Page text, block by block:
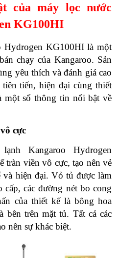
của máy lọc nước
KG100HI
Hydrogen KG100HI là một
chạy của Kangaroo. Sản
yêu thích và đánh giá cao
tiến, hiện đại cùng thiết
một số thông tin nổi bật về
cực
Kangaroo Hydrogen
tràn viền vô cực, tạo nên vẻ
và hiện đại. Vỏ tủ được làm
các đường nét bo cong
của thiết kế là bông hoa
bên trên mặt tủ. Tất cả các
nên sự khác biệt.